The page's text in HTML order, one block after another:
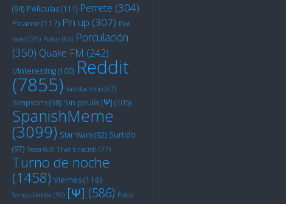
(94) Películas(111) Perrete (304)
Picante (117) Pin up (307) Plot
twist (75) Pollas (63) Porculación
(350) Quake FM (242)
r/Interesting(100) Reddit
(7855) Satisfactorio (67)
Simpsons(98) Sin pirulís [Ψ] (105)
SpanishMeme
(3099) Star Wars(92) Surtido
(97) Tessa (63) That's racist! (77)
Turno de noche
(1458) Viernes(116)
Yanquilandia (59) [Ψ] (586) Épico